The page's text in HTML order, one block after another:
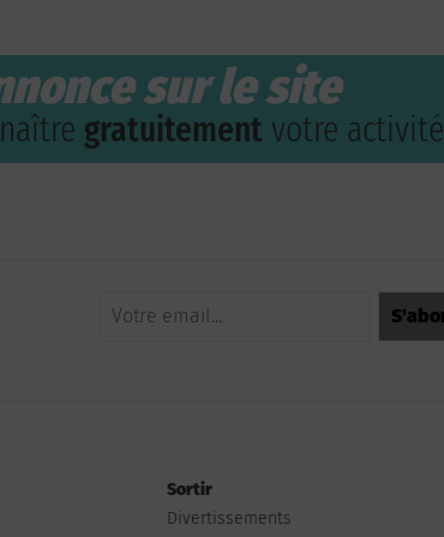
sur le site
gratuitement votre activité
Sortir
Divertissements